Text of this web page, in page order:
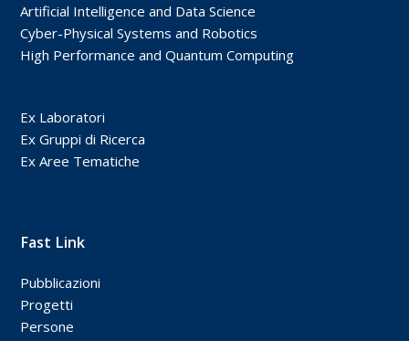
Artificial Intelligence and Data Science
Cyber-Physical Systems and Robotics
High Performance and Quantum Computing
Ex Laboratori
Ex Gruppi di Ricerca
Ex Aree Tematiche
Fast Link
Pubblicazioni
Progetti
Persone